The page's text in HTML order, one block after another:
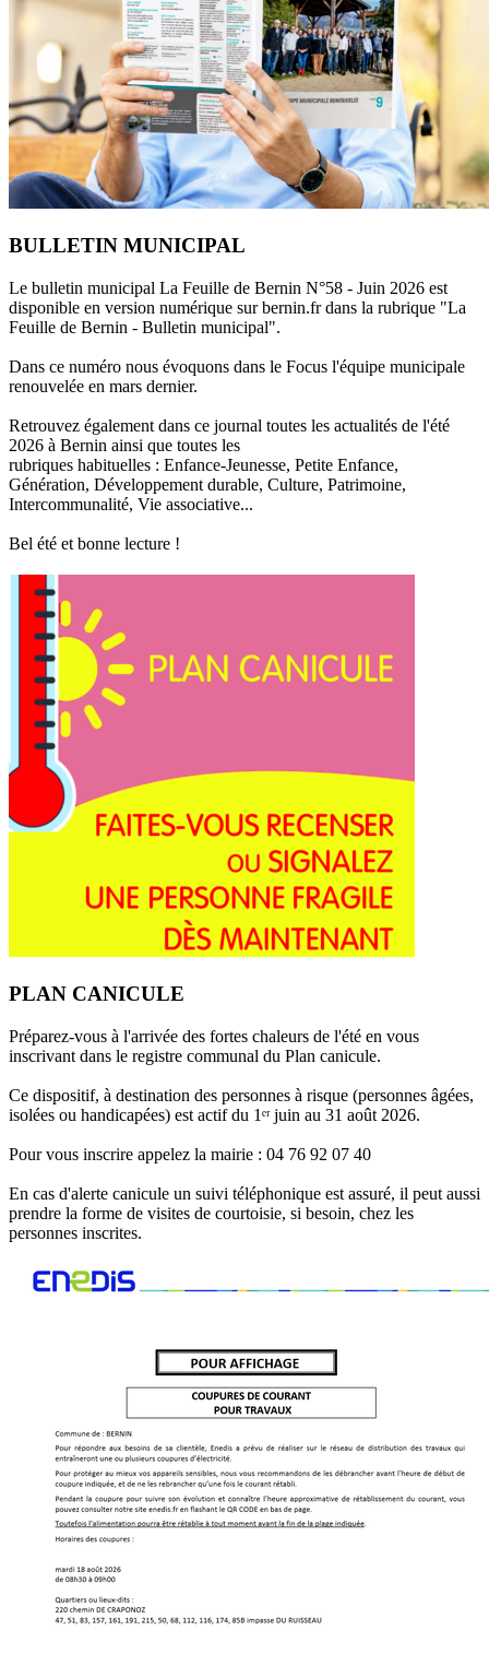
BULLETIN MUNICIPAL
Le bulletin municipal La Feuille de Bernin N°58 - Juin 2026 est
disponible en version numérique sur bernin.fr dans la rubrique "La
Feuille de Bernin - Bulletin municipal".
Dans ce numéro nous évoquons dans le Focus l'équipe municipale
renouvelée en mars dernier.
Retrouvez également dans ce journal toutes les actualités de l'été
2026 à Bernin ainsi que toutes les
rubriques habituelles : Enfance-Jeunesse, Petite Enfance,
Génération, Développement durable, Culture, Patrimoine,
Intercommunalité, Vie associative...
Bel été et bonne lecture !
PLAN CANICULE
Préparez-vous à l'arrivée des fortes chaleurs de l'été en vous
inscrivant dans le registre communal du Plan canicule.
Ce dispositif, à destination des personnes à risque (personnes âgées,
isolées ou handicapées) est actif du 1ᵉʳ juin au 31 août 2026.
Pour vous inscrire appelez la mairie : 04 76 92 07 40
En cas d'alerte canicule un suivi téléphonique est assuré, il peut aussi
prendre la forme de visites de courtoisie, si besoin, chez les
personnes inscrites.